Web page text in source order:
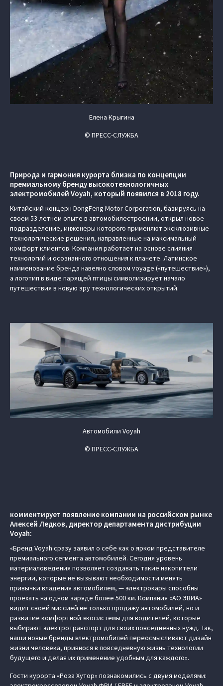
Елена Крыгина
© ПРЕСС-СЛУЖБА
Природа и гармония курорта близка по концепции
премиальному бренду высокотехнологичных
электромобилей Voyah, который появился в 2018 году.
Китайский концерн DongFeng Motor Corporation, базируясь на
своем 53-летнем опыте в автомобилестроении, открыл новое
подразделение, инженеры которого применяют эксклюзивные
технологические решения, направленные на максимальный
комфорт клиентов. Компания работает на основе слияния
технологий и осознанного отношения к планете. Латинское
наименование бренда навеяно словом voyage («путешествие»),
а логотип в виде парящей птицы символизирует начало
путешествия в новую эру технологических открытий.
Автомобили Voyah
© ПРЕСС-СЛУЖБА
комментирует появление компании на российском рынке
Алексей Ледков, директор департамента дистрибуции
Voyah:
«Бренд Voyah сразу заявил о себе как о ярком представителе
премиального сегмента автомобилей. Сегодня уровень
материаловедения позволяет создавать такие накопители
энергии, которые не вызывают необходимости менять
привычки владения автомобилем, — электрокары способны
проехать на одном заряде более 500 км. Компания «АО ЭВИА»
видит своей миссией не только продажу автомобилей, но и
развитие комфортной экосистемы для водителей, которые
выбирают электротранспорт для своих повседневных нужд. Так,
наши новые бренды электромобилей переосмысливают дизайн
жизни человека, привнося в повседневную жизнь технологии
будущего и делая их применение удобным для каждого».
Гости курорта «Роза Хутор» познакомились с двумя моделями: